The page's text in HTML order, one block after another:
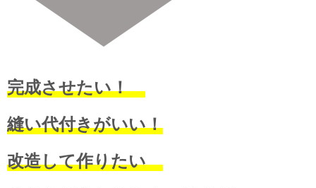
完成させたい！
縫い代付きがいい！
改造して作りたい